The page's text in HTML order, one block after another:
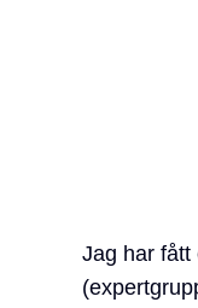
Jag har fått